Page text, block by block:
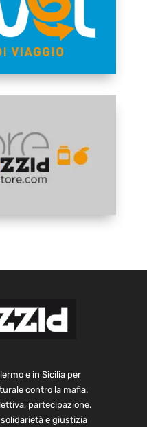
e in Sicilia per
contro la mafia.
partecipazione,
e giustizia